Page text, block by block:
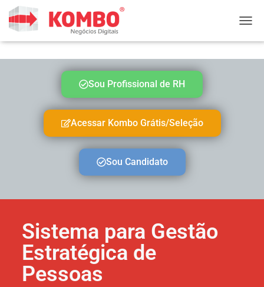
Sou Profissional de RH
Acessar Kombo Grátis/Seleção
Sou Candidato
Sistema para Gestão
Estratégica de
Pessoas